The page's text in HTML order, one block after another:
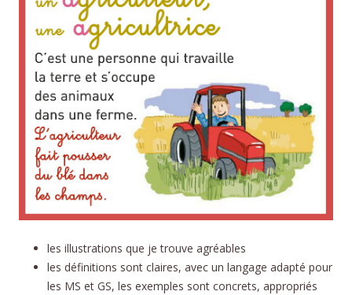
les illustrations que je trouve agréables
les définitions sont claires, avec un langage adapté pour
les MS et GS, les exemples sont concrets, appropriés